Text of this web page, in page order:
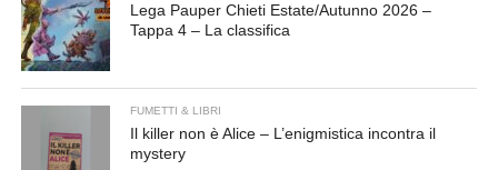
Lega Pauper Chieti Estate/Autunno 2026 –
Tappa 4 – La classifica
FUMETTI & LIBRI
Il killer non è Alice – L’enigmistica incontra il
mystery